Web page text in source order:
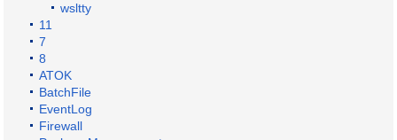
wsltty
11
7
8
ATOK
BatchFile
EventLog
Firewall